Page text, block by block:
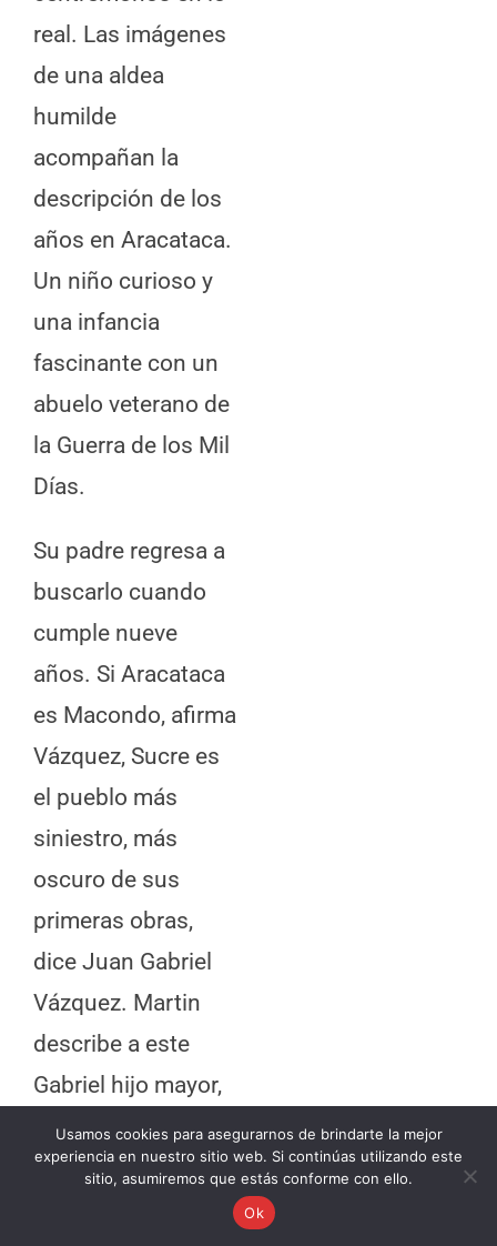
real. Las imágenes
de una aldea
humilde
acompañan la
descripción de los
años en Aracataca.
Un niño curioso y
una infancia
fascinante con un
abuelo veterano de
la Guerra de los Mil
Días.
Su padre regresa a
buscarlo cuando
cumple nueve
años. Si Aracataca
es Macondo, afirma
Vázquez, Sucre es
el pueblo más
siniestro, más
oscuro de sus
primeras obras,
dice Juan Gabriel
Vázquez. Martin
describe a este
Gabriel hijo mayor,
como el gran
sostén de su
Usamos cookies para asegurarnos de brindarte la mejor
experiencia en nuestro sitio web. Si continúas utilizando este
sitio, asumiremos que estás conforme con ello.
Ok